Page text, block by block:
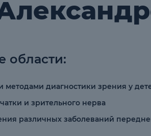
области:
диагностики зрения у
и зрительного нерва
различных заболеваний